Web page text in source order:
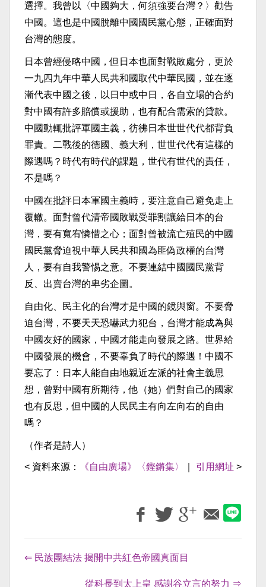
選擇。我曾以〈中國夠大，何須強要台灣？〉勸告
中國。這也是中國脫離中國國民黨心態，正確面對
台灣的態度。
日本曾經侵略中國，但日本也面對戰敗處分，更於
一九四九年中華人民共和國取代中華民國，並在逐
漸代表中國之後，以日中或中日，各自立場的合約
對中國有許多賠償或援助，也有配合需索的貸款。
中國動輒批評軍國主義，彷彿日本世世代代都背負
罪責。二戰後的德國、義大利，世世代代有這樣的
際遇嗎？時代有時代的課題，世代有世代的責任，
不是嗎？
中國在批評日本軍國主義時，要注意自己避免走上
覆轍。面對曾代清帝國敗戰受罪割讓給日本的台
灣，要有寬宥憐惜之心；面對曾被流亡殖民的中國
國民黨脅迫視中華人民共和國為匪偽政權的台灣
人，要有自我警惕之意。不要連結中國國民黨背
反、出賣台灣的卑劣企圖。
自由化、民主化的台灣才是中國的鏡與窗。不要脅
迫台灣，不要天天恐嚇武力犯台，台灣才能成為與
中國友好的國家，中國才能走向發展之路。世界給
中國發展的機會，不要辜負了時代的際遇！中國不
要忘了：日本人能自由地親近左派的社會主義思
想，曾對中國有所期待，他（她）們對自己的國家
也有反思，但中國的人民民主有向左向右的自由
嗎？
（作者是詩人）
< 資料來源： 《自由廣場》〈鏗鏘集〉 引用網址 >
⇐ 民族團結法 揭開中共紅色帝國真面目
從科長到太上皇 感謝谷立言的努力 ⇒